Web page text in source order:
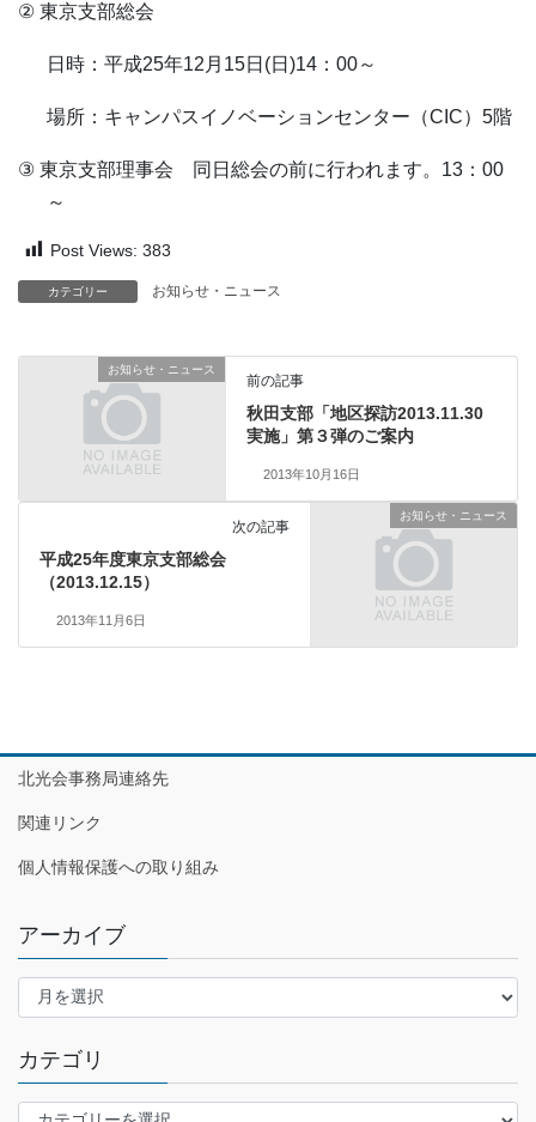
② 東京支部総会
日時：平成25年12 月 15日 (日 )14 ： 00～
場所：キャンパスイノベーションセンター（CIC） 5階
③ 東京支部理事会 同日総会の前に行われます。 13 ： 00
～
Post Views: 383
カテゴリー お知らせ・ニュース
お知らせ・ニュース
前の記事
秋田支部「地区探訪2013.11.30
実施」第３弾のご案内
2013年10月16日
お知らせ・ニュース
次の記事
平成25年度東京支部総会
（2013.12.15）
2013年11月6日
北光会事務局連絡先
関連リンク
個人情報保護への取り組み
アーカイブ
ー
イ
ブ
カテゴリ